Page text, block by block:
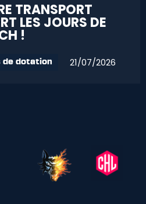
TRANSPORT
LES JOURS DE
!
de dotation 21/07/2026